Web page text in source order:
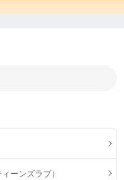
ーンズラブ）